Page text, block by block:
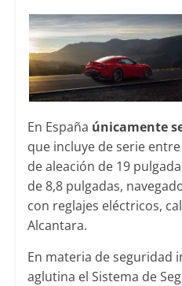
En España únicamente
que incluye de serie
de aleación de 19
de 8,8 pulgadas,
con reglajes eléctricos,
Alcantara.
En materia de seguridad
aglutina el Sistema de